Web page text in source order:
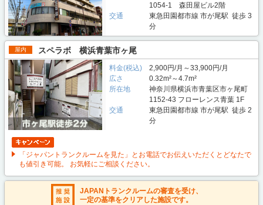
1054-1 森田屋ビル2階
交通
東急田園都市線 市が尾駅 徒歩 3
分
屋内 スペラボ 横浜青葉市ヶ尾
料金(税込)
2,900円/月～33,900円/月
広さ
0.32m²～4.7m²
所在地
神奈川県横浜市青葉区市ヶ尾町
1152-43 フローレンス青葉 1F
交通
東急田園都市線 市が尾駅 徒歩 2
分
「ジャパントランクルームを見た」とお電話でお伝えいただくとどなたで
も値引き可能。 お気軽にご相談ください。
JAPANトランクルームの審査を受け、
一定の基準をクリアした施設です。